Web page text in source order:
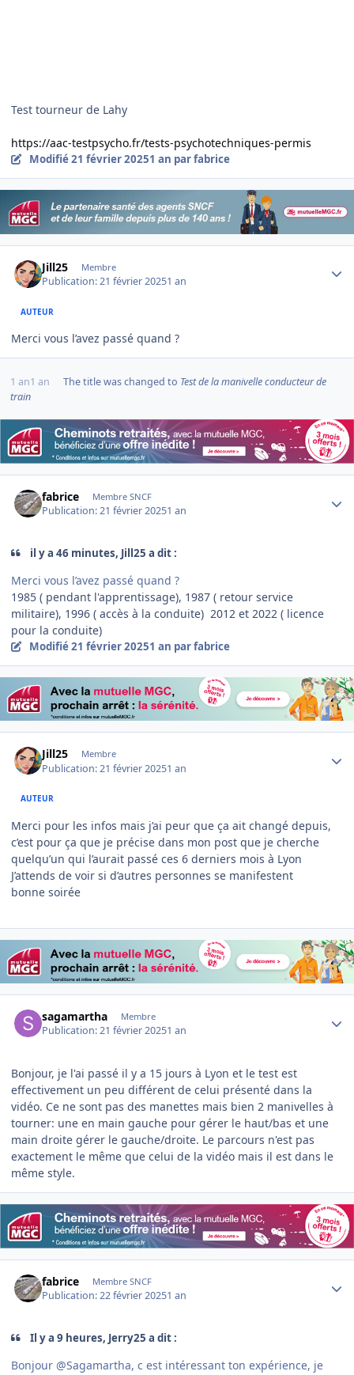
Test tourneur de Lahy
https://aac-testpsycho.fr/tests-psychotechniques-permis
Modifié21 février 20251 an par fabrice
Jill25 Membre
Publication:21 février 20251 an
AUTEUR
Merci vous l’avez passé quand ?
1 an1 an The title was changed to Test de la manivelle conducteur de
train
fabrice Membre SNCF
Publication:21 février 20251 an
il y a 46 minutes, Jill25 a dit :
Merci vous l’avez passé quand ?
1985 ( pendant l'apprentissage), 1987 ( retour service
militaire), 1996 ( accès à la conduite) 2012 et 2022 ( licence
pour la conduite)
Modifié21 février 20251 an par fabrice
Jill25 Membre
Publication:21 février 20251 an
AUTEUR
Merci pour les infos mais j’ai peur que ça ait changé depuis,
c’est pour ça que je précise dans mon post que je cherche
quelqu’un qui l’aurait passé ces 6 derniers mois à Lyon
J’attends de voir si d’autres personnes se manifestent
bonne soirée
sagamartha Membre
Publication:21 février 20251 an
Bonjour, je l'ai passé il y a 15 jours à Lyon et le test est
effectivement un peu différent de celui présenté dans la
vidéo. Ce ne sont pas des manettes mais bien 2 manivelles à
tourner: une en main gauche pour gérer le haut/bas et une
main droite gérer le gauche/droite. Le parcours n'est pas
exactement le même que celui de la vidéo mais il est dans le
même style.
fabrice Membre SNCF
Publication:22 février 20251 an
Il y a 9 heures, Jerry25 a dit :
Bonjour @Sagamartha, c est intéressant ton expérience, je